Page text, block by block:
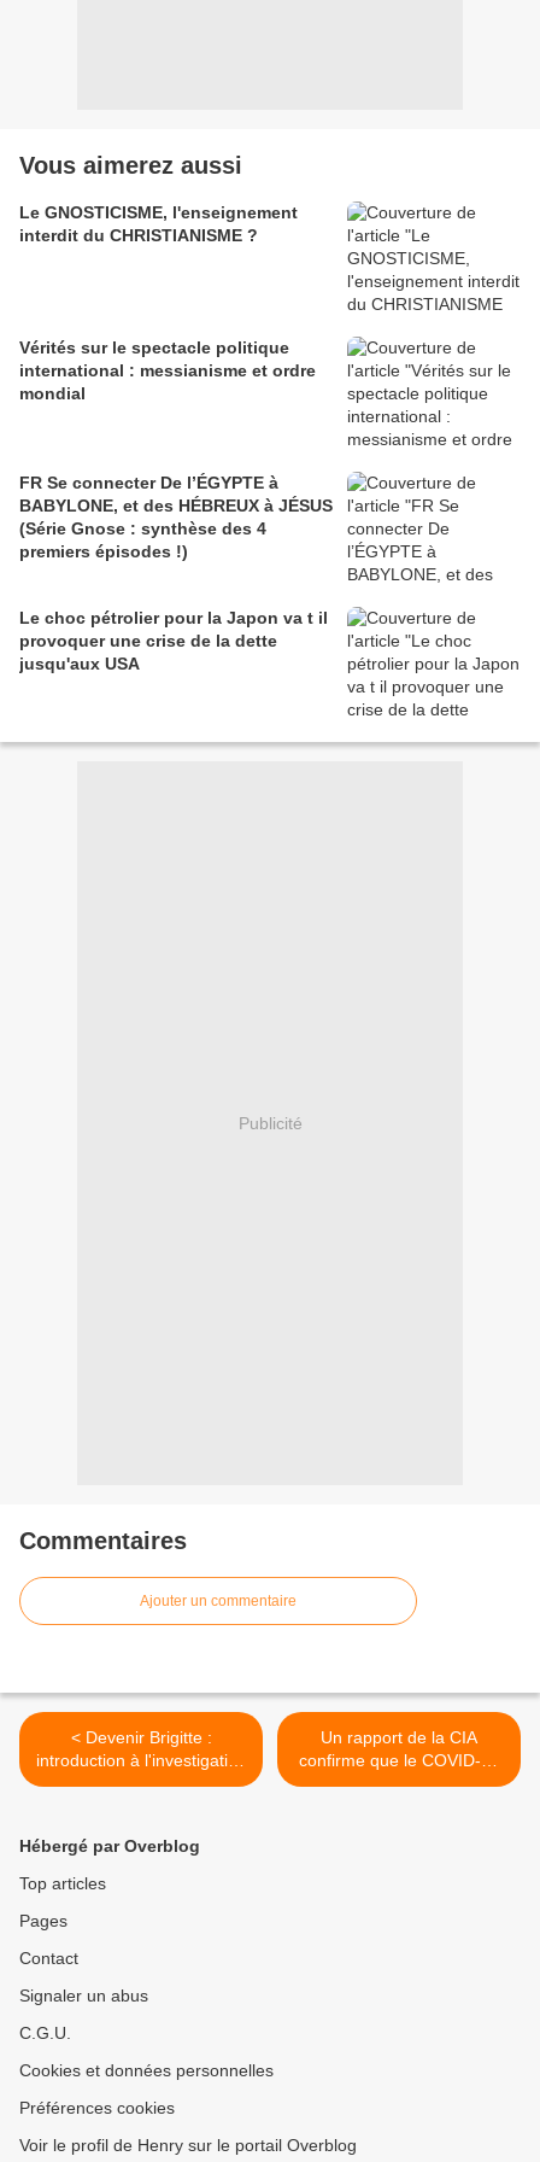
Vous aimerez aussi
Le GNOSTICISME, l'enseignement
interdit du CHRISTIANISME ?
Vérités sur le spectacle politique
international : messianisme et ordre
mondial
FR Se connecter De l’ÉGYPTE à
BABYLONE, et des HÉBREUX à JÉSUS
(Série Gnose : synthèse des 4
premiers épisodes !)
Le choc pétrolier pour la Japon va t il
provoquer une crise de la dette
jusqu'aux USA
Publicité
Commentaires
Ajouter un commentaire
< Devenir Brigitte :
introduction à l'investigation
et enquête de Candace
Un rapport de la CIA
confirme que le COVID-19
a été « bio-conçu » par le
Hébergé par Overblog
Top articles
Pages
Contact
Signaler un abus
C.G.U.
Cookies et données personnelles
Préférences cookies
Voir le profil de Henry sur le portail Overblog